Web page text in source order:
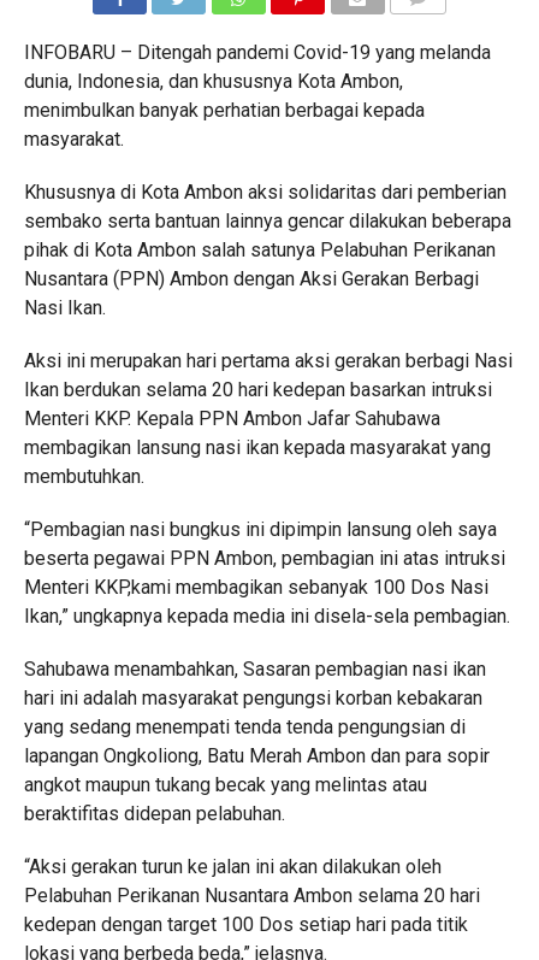
INFOBARU – Ditengah pandemi Covid-19 yang melanda
dunia, Indonesia, dan khususnya Kota Ambon,
menimbulkan banyak perhatian berbagai kepada
masyarakat.
Khususnya di Kota Ambon aksi solidaritas dari pemberian
sembako serta bantuan lainnya gencar dilakukan beberapa
pihak di Kota Ambon salah satunya Pelabuhan Perikanan
Nusantara (PPN) Ambon dengan Aksi Gerakan Berbagi
Nasi Ikan.
Aksi ini merupakan hari pertama aksi gerakan berbagi Nasi
Ikan berdukan selama 20 hari kedepan basarkan intruksi
Menteri KKP. Kepala PPN Ambon Jafar Sahubawa
membagikan lansung nasi ikan kepada masyarakat yang
membutuhkan.
“Pembagian nasi bungkus ini dipimpin lansung oleh saya
beserta pegawai PPN Ambon, pembagian ini atas intruksi
Menteri KKP,kami membagikan sebanyak 100 Dos Nasi
Ikan,” ungkapnya kepada media ini disela-sela pembagian.
Sahubawa menambahkan, Sasaran pembagian nasi ikan
hari ini adalah masyarakat pengungsi korban kebakaran
yang sedang menempati tenda tenda pengungsian di
lapangan Ongkoliong, Batu Merah Ambon dan para sopir
angkot maupun tukang becak yang melintas atau
beraktifitas didepan pelabuhan.
“Aksi gerakan turun ke jalan ini akan dilakukan oleh
Pelabuhan Perikanan Nusantara Ambon selama 20 hari
kedepan dengan target 100 Dos setiap hari pada titik
lokasi yang berbeda beda,” jelasnya.